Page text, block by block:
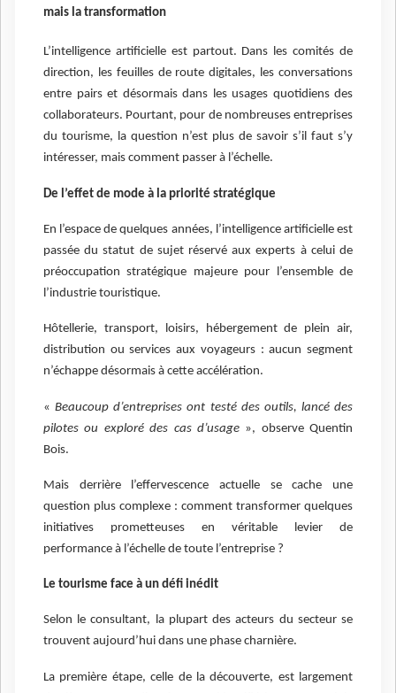
mais la transformation
L’intelligence artificielle est partout. Dans les comités de
direction, les feuilles de route digitales, les conversations
entre pairs et désormais dans les usages quotidiens des
collaborateurs. Pourtant, pour de nombreuses entreprises
du tourisme, la question n’est plus de savoir s’il faut s’y
intéresser, mais comment passer à l’échelle.
De l’effet de mode à la priorité stratégique
En l’espace de quelques années, l’intelligence artificielle est
passée du statut de sujet réservé aux experts à celui de
préoccupation stratégique majeure pour l’ensemble de
l’industrie touristique.
Hôtellerie, transport, loisirs, hébergement de plein air,
distribution ou services aux voyageurs : aucun segment
n’échappe désormais à cette accélération.
«Beaucoup d’entreprises ont testé des outils, lancé des
pilotes ou exploré des cas d’usage», observe Quentin
Bois.
Mais derrière l’effervescence actuelle se cache une
question plus complexe : comment transformer quelques
initiatives prometteuses en véritable levier de
performance à l’échelle de toute l’entreprise ?
Le tourisme face à un défi inédit
Selon le consultant, la plupart des acteurs du secteur se
trouvent aujourd’hui dans une phase charnière.
La première étape, celle de la découverte, est largement